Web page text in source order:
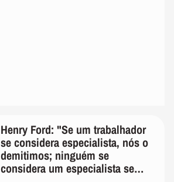
Henry Ford: "Se um trabalhador
se considera especialista, nós o
demitimos; ninguém se
considera um especialista se